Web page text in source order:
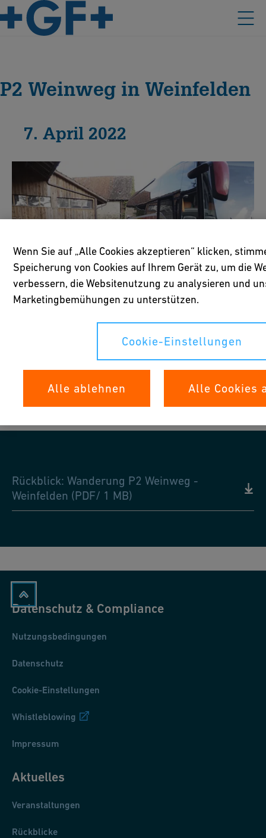
P2 Weinweg in Weinfelden
7. April 2022
Rückblick: Wanderung P2 Weinweg -
Weinfelden (PDF/ 1 MB)
Datenschutz & Compliance
Nutzungsbedingungen
Datenschutz
Cookie-Einstellungen
Whistleblowing
Impressum
Aktuelles
Veranstaltungen
Rückblicke
Wenn Sie auf „Alle Cookies akzeptieren“ klicken,
Speicherung von Cookies auf Ihrem Gerät zu, um die
verbessern, die Websitenutzung zu analysieren und
Marketingbemühungen zu unterstützen.
Cookie-Einstellungen
Alle ablehnen Alle Cookies